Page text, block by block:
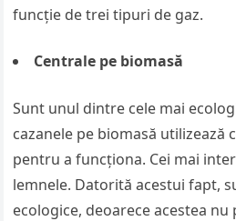
funcție de trei tipuri de gaz.
Centrale pe biomasă
Sunt unul dintre cele mai
cazanele pe biomasă utilizează
pentru a funcționa. Cei mai
lemnele. Datorită acestui fapt,
ecologice, deoarece acestea